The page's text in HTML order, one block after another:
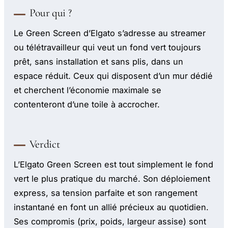
Pour qui ?
Le Green Screen d’Elgato s’adresse au streamer
ou télétravailleur qui veut un fond vert toujours
prêt, sans installation et sans plis, dans un
espace réduit. Ceux qui disposent d’un mur dédié
et cherchent l’économie maximale se
contenteront d’une toile à accrocher.
Verdict
L’Elgato Green Screen est tout simplement le fond
vert le plus pratique du marché. Son déploiement
express, sa tension parfaite et son rangement
instantané en font un allié précieux au quotidien.
Ses compromis (prix, poids, largeur assise) sont